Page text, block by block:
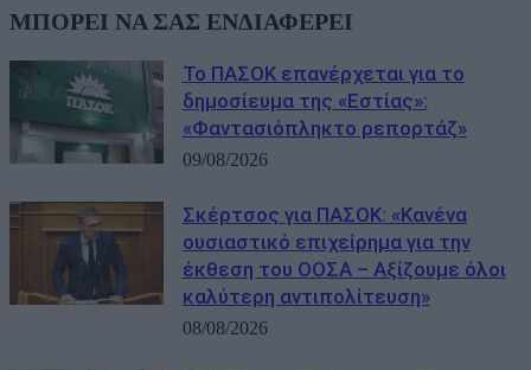
ΜΠΟΡΕΙ ΝΑ ΣΑΣ ΕΝΔΙΑΦΕΡΕΙ
Το ΠΑΣΟΚ επανέρχεται για το
δημοσίευμα της «Εστίας»:
«Φαντασιόπληκτο ρεπορτάζ»
09/08/2026
Σκέρτσος για ΠΑΣΟΚ: «Κανένα
ουσιαστικό επιχείρημα για την
έκθεση του ΟΟΣΑ – Αξίζουμε όλοι
καλύτερη αντιπολίτευση»
08/08/2026